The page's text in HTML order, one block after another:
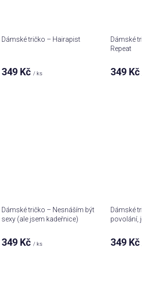
Dámské tričko – Hairapist
349 Kč/ ks
Dámské
Repeat
349 Kč
Dámské tričko – Nesnáším být
sexy (ale jsem kadeřnice)
349 Kč / ks
Dámské
povolání,
349 Kč